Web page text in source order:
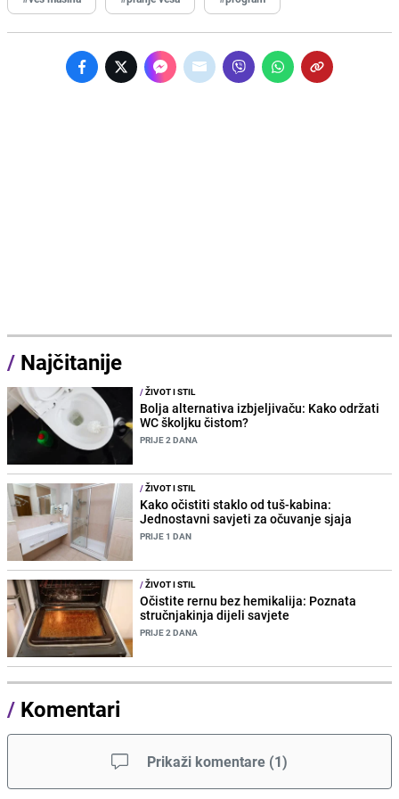
/ Najčitanije
/ŽIVOT I STIL
Bolja alternativa izbjeljivaču: Kako održati
WC školjku čistom?
PRIJE 2 DANA
/ŽIVOT I STIL
Kako očistiti staklo od tuš-kabina:
Jednostavni savjeti za očuvanje sjaja
PRIJE 1 DAN
/ŽIVOT I STIL
Očistite rernu bez hemikalija: Poznata
stručnjakinja dijeli savjete
PRIJE 2 DANA
/ Komentari
Prikaži komentare (1)